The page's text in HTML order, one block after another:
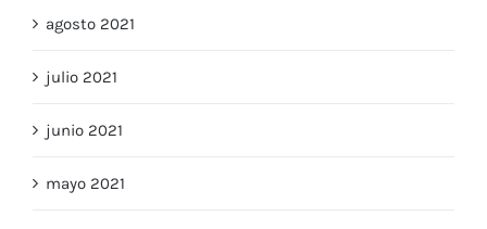
agosto 2021
julio 2021
junio 2021
mayo 2021